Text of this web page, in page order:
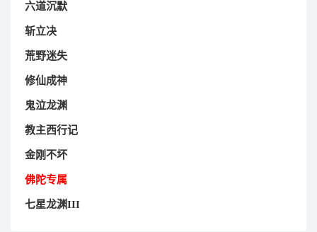
六道沉默
斩立决
荒野迷失
修仙成神
鬼泣龙渊
教主西行记
金刚不坏
佛陀专属
七星龙渊III